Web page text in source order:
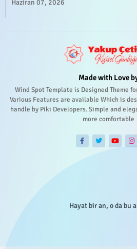
Haziran 07, 2026
Made with Love
Wind Spot Template is Designed Theme
Various Features are available Which is
handle by Piki Developers. Simple and
more comfortable
Hayat bir an, o da bu